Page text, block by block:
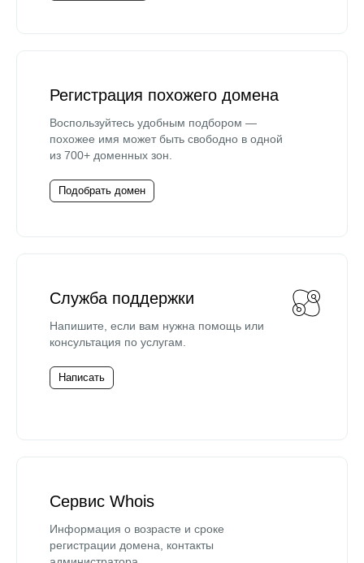
Регистрация похожего домена
Воспользуйтесь удобным подбором —
похожее имя может быть свободно в одной
из 700+ доменных зон.
Подобрать домен
Служба поддержки
Напишите, если вам нужна помощь или
консультация по услугам.
Написать
Сервис Whois
Информация о возрасте и сроке
регистрации домена, контакты